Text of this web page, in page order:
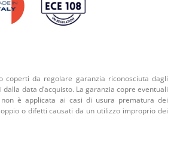
coperti da regolare garanzia riconosciuta dagli
data d’acquisto. La garanzia copre eventuali
è applicata ai casi di usura prematura dei
o difetti causati da un utilizzo improprio dei